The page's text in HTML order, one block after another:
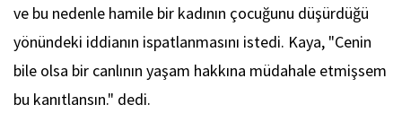
ve bu nedenle hamile bir kadının çocuğunu düşürdüğü
yönündeki iddianın ispatlanmasını istedi. Kaya, "Cenin
bile olsa bir canlının yaşam hakkına müdahale etmişsem
bu kanıtlansın." dedi.